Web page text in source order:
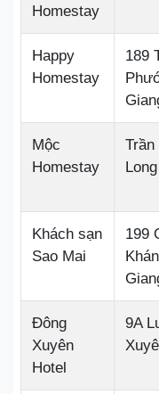
Homestay
Happy
Homestay
189
Mộc
Homestay
Khách sạn
Sao Mai
199
Đông
Xuyên
Hotel
9A